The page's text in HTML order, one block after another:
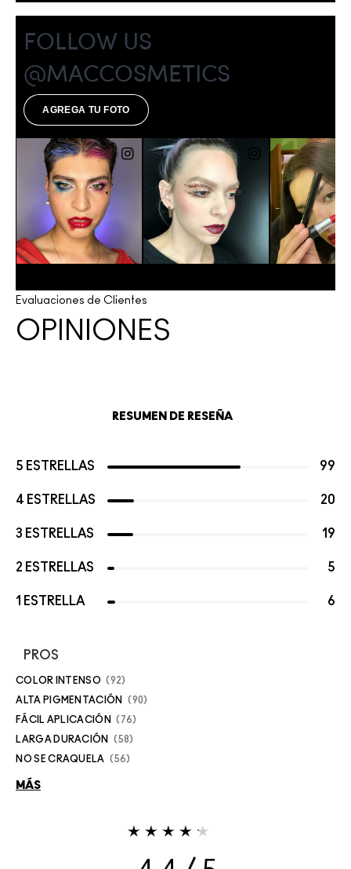
Evaluaciones de Clientes
OPINIONES
RESUMEN DE RESEÑA
5 ESTRELLAS 99
4 ESTRELLAS 20
3 ESTRELLAS 19
2 ESTRELLAS 5
1 ESTRELLA 6
PROS
COLOR INTENSO 92
ALTA PIGMENTACIÓN 90
FÁCIL APLICACIÓN 76
LARGA DURACIÓN 58
NO SE CRAQUELA 56
MÁS